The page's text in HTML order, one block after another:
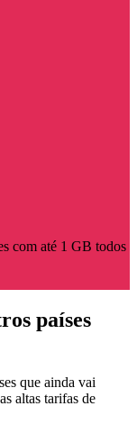
com até 1 GB todos
países
que ainda vai
altas tarifas de